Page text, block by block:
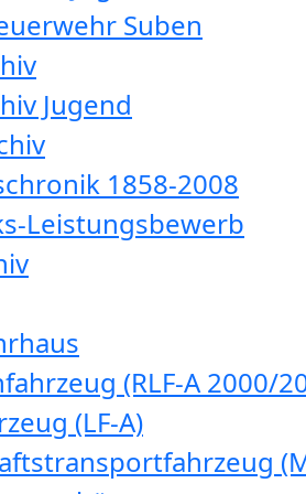
Suben
Jugend
1858-2008
Leistungsbewerb
(RLF-A 2000/
(LF-A)